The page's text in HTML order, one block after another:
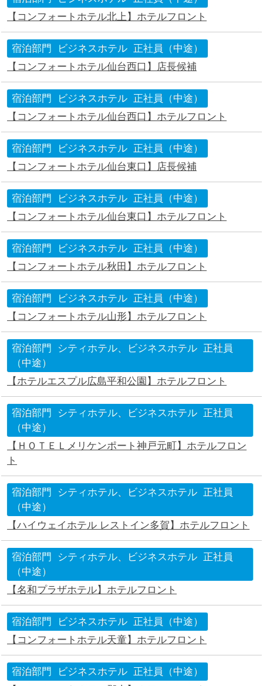
【コンフォートホテル北上】ホテルフロント
宿泊部門 ビジネスホテル
正社員（中途）
【コンフォートホテル仙台西口】店長候補
宿泊部門 ビジネスホテル
正社員（中途）
【コンフォートホテル仙台西口】ホテルフロント
宿泊部門 ビジネスホテル
正社員（中途）
【コンフォートホテル仙台東口】店長候補
宿泊部門 ビジネスホテル
正社員（中途）
【コンフォートホテル仙台東口】ホテルフロント
宿泊部門 ビジネスホテル
正社員（中途）
【コンフォートホテル秋田】ホテルフロント
宿泊部門 ビジネスホテル
正社員（中途）
【コンフォートホテル山形】ホテルフロント
宿泊部門 シティホテル、ビジネスホテル
正社員
（中途）
【ホテルエスプル広島平和公園】ホテルフロント
宿泊部門 シティホテル、ビジネスホテル
正社員
（中途）
【ＨＯＴＥＬメリケンポート神戸元町】ホテルフロン
ト
宿泊部門 シティホテル、ビジネスホテル
正社員
（中途）
【ハイウェイホテル レストイン多賀】ホテルフロント
宿泊部門 シティホテル、ビジネスホテル
正社員
（中途）
【名和プラザホテル】ホテルフロント
宿泊部門 ビジネスホテル
正社員（中途）
【コンフォートホテル天童】ホテルフロント
宿泊部門 ビジネスホテル
正社員（中途）